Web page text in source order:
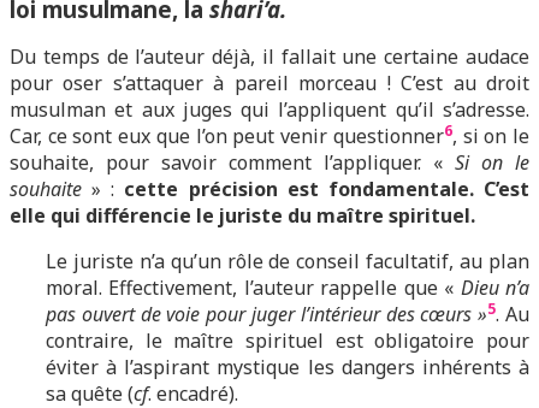
loi musulmane, la shari’a.
Du temps de l’auteur déjà, il fallait une certaine audace
pour oser s’attaquer à pareil morceau ! C’est au droit
musulman et aux juges qui l’appliquent qu’il s’adresse.
Car, ce sont eux que l’on peut venir questionner6, si on le
souhaite, pour savoir comment l’appliquer. « Si on le
souhaite » : cette précision est fondamentale. C’est
elle qui différencie le juriste du maître spirituel.
Le juriste n’a qu’un rôle de conseil facultatif, au plan
moral. Effectivement, l’auteur rappelle que « Dieu n’a
pas ouvert de voie pour juger l’intérieur des cœurs »5. Au
contraire, le maître spirituel est obligatoire pour
éviter à l’aspirant mystique les dangers inhérents à
sa quête (cf. encadré).